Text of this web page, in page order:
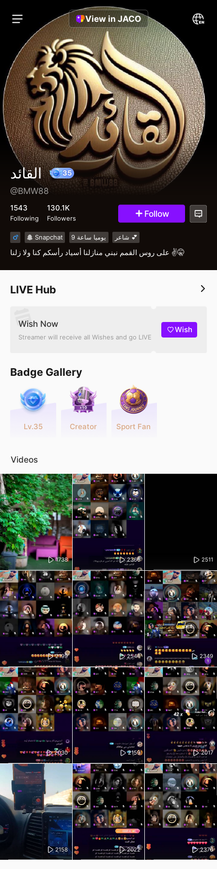
View in JACO
القائد
@BMW88
1543
Following
130.1K
Followers Follow
Snapchat يوميا ساعة 9 شاعر 💕
على روس القمم نبني منازلنا أسياد رأسكم كنا ولا زلنا ✌️🤫
LIVE Hub
Wish Now
Streamer will receive all Wishes and go LIVE
Wish
Badge Gallery
Lv.35 Creator Sport Fan
Videos
1738 2366 2511
2199 2544 2349
2030 2159 2017
2158 2022 2376